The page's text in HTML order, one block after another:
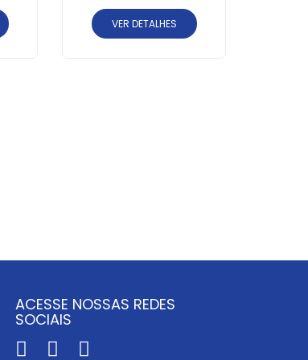
VER DETALHES
ACESSE NOSSAS REDES
SOCIAIS